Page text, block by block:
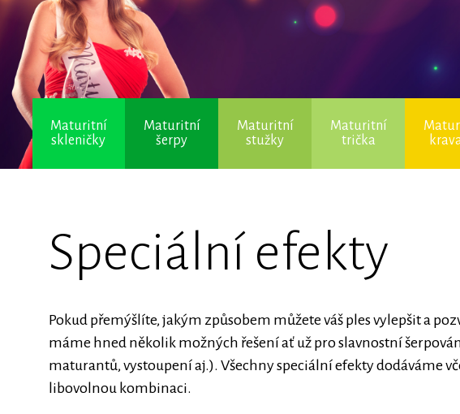
Maturitní
skleničky
Maturitní
šerpy
Maturitní
stužky
Maturitní
trička
Speciální efekty
Pokud přemýšlíte, jakým způsobem můžete váš ples vylepšit a
máme hned několik možných řešení ať už pro slavnostní
maturantů, vystoupení aj.). Všechny speciální efekty dodáváme
libovolnou kombinaci.